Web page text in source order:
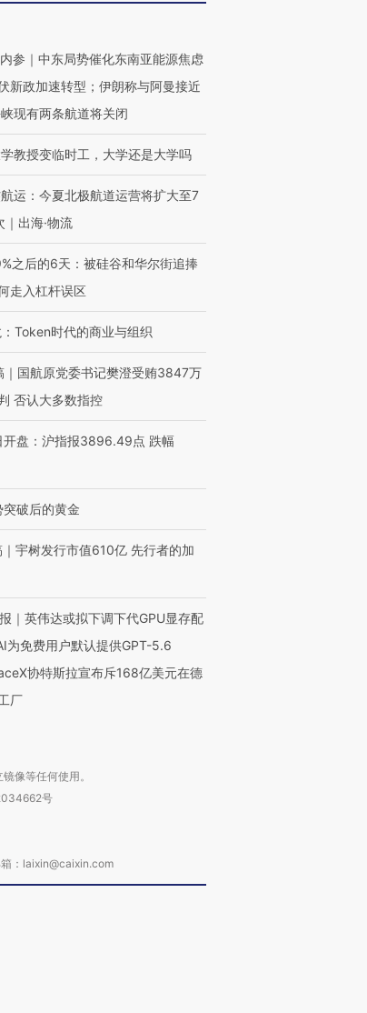
参｜中东局势催化东南亚能源焦虑
新政加速转型；伊朗称与阿曼接近
现有两条航道将关闭
教授变临时工，大学还是大学吗
运：今夏北极航道运营将扩大至7
出海·物流
之后的6天：被硅谷和华尔街追捧
走入杠杆误区
Token时代的商业与组织
｜国航原党委书记樊澄受贿3847万
否认大多数指控
开盘：沪指报3896.49点 跌幅
突破后的黄金
宇树发行市值610亿 先行者的加
｜英伟达或拟下调下代GPU显存配
为免费用户默认提供GPT-5.6
协特斯拉宣布斥168亿美元在德
厂
像等任何使用。
号
：laixin@caixin.com